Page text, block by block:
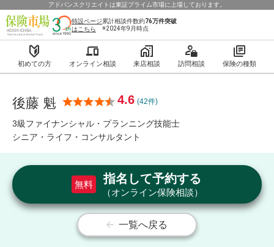
アドバンスクリエイトは東証プライム市場に上場しております。
特設ページ
はこちら
累計相談件数約76万件突破
※2024年9月時点
初めての方 オンライン相談 来店相談 訪問相談 保険の種類
後藤 魁 4.6 (42件)
3級ファイナンシャル・プランニング技能士
シニア・ライフ・コンサルタント
無料 指名して予約する
（オンライン保険相談）
一覧へ戻る